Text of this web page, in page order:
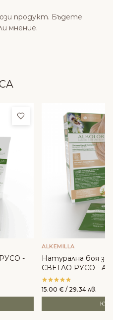
продукт. Бъдете
мнение.
Добави в любими
РУСО -
ALKEMILLA
Натурална боя
СВЕТЛО РУСО -
15.00 € / 29.34 лв.